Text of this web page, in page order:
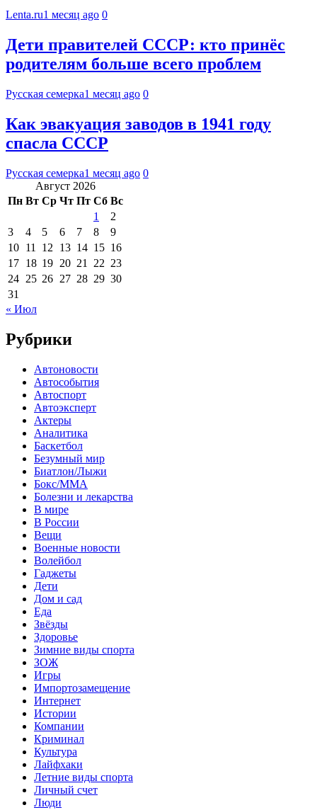
Lenta.ru1 месяц ago 0
Дети правителей СССР: кто принёс
родителям больше всего проблем
Русская семерка1 месяц ago 0
Как эвакуация заводов в 1941 году
спасла СССР
Русская семерка1 месяц ago 0
Август 2026
Пн Вт Ср Чт Пт Сб Вс
1
2
3
4 5 6 7 8
9
10 11 12 13 14 15 16
17 18 19 20 21 22 23
24 25 26 27 28 29 30
31
« Июл
Рубрики
Автоновости
Автособытия
Автоспорт
Автоэксперт
Актеры
Аналитика
Баскетбол
Безумный мир
Биатлон/Лыжи
Бокс/MMA
Болезни и лекарства
В мире
В России
Вещи
Военные новости
Волейбол
Гаджеты
Дети
Дом и сад
Еда
Звёзды
Здоровье
Зимние виды спорта
ЗОЖ
Игры
Импортозамещение
Интернет
Истории
Компании
Криминал
Культура
Лайфхаки
Летние виды спорта
Личный счет
Люди